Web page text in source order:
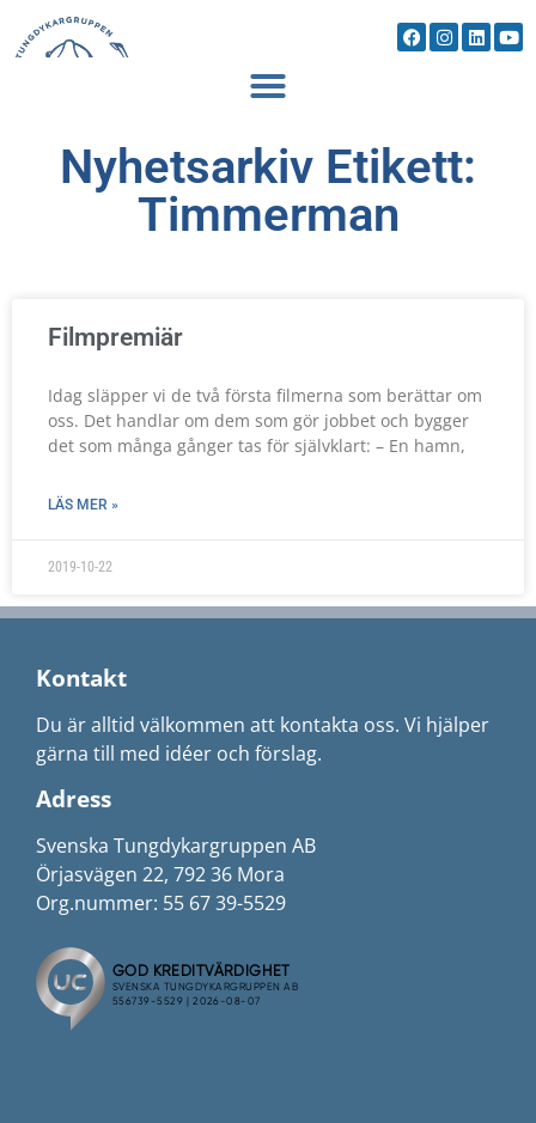
Nyhetsarkiv Etikett:
Timmerman
Filmpremiär
Idag släpper vi de två första filmerna som berättar om
oss. Det handlar om dem som gör jobbet och bygger
det som många gånger tas för självklart: – En hamn,
LÄS MER »
2019-10-22
Kontakt
Du är alltid välkommen att kontakta oss. Vi hjälper
gärna till med idéer och förslag.
Adress
Svenska Tungdykargruppen AB
Örjasvägen 22, 792 36 Mora
Org.nummer: 55 67 39-5529